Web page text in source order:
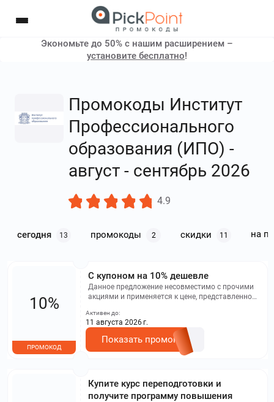
Экономьте до 50% с нашим расширением –
установите бесплатно!
Промокоды Институт
Профессионального
образования (ИПО) -
август - сентябрь 2026
4.9
сегодня 13 промокоды 2 скидки 11 на
С купоном на 10% дешевле
Данное предложение несовместимо с прочими
акциями и применяется к цене, представленной
10%
ПРОМОКОД
Активен до:
11 августа 2026 г.
Показать промокод
Купите курс переподготовки и
получите программу повышения